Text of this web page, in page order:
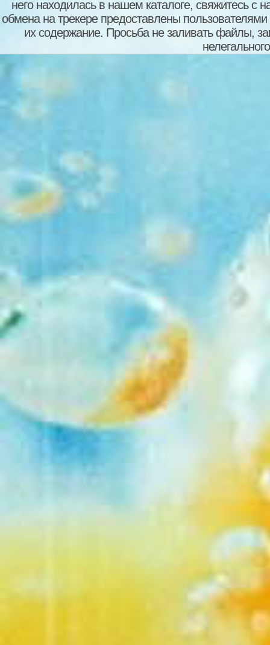
него находилась в нашем каталоге, свяжитесь
обмена на трекере предоставлены пользователями
их содержание. Просьба не заливать файлы,